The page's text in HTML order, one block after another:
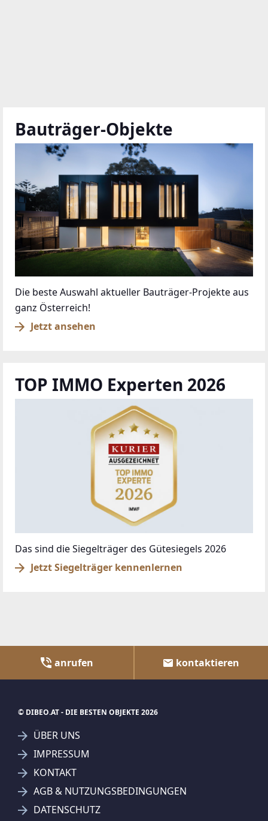
Bauträger-Objekte
Die beste Auswahl aktueller Bauträger-Projekte aus
ganz Österreich!
Jetzt ansehen
TOP IMMO Experten 2026
Das sind die Siegelträger des Gütesiegels 2026
Jetzt Siegelträger kennenlernen
anrufen kontaktieren
© DIBEO.AT - DIE BESTEN OBJEKTE 2026
ÜBER UNS
IMPRESSUM
KONTAKT
AGB & NUTZUNGSBEDINGUNGEN
DATENSCHUTZ